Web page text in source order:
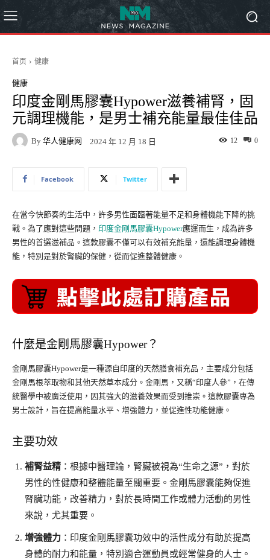
首页 健康
健康
印度金剛馬膠囊Hypower滋養補腎，固
元調理機能，是男士補充能量最佳佳品
By 华人健康网 2024 年 12 月 18 日 0
12
Facebook Twitter
在當今快節奏的生活中，許多男性面臨著能量不足和身體機能下降的挑
戰。為了應對這些問題， 印度金剛馬膠囊Hypower應運而生，成為許多
男性的首選滋補品。這款膠囊不僅可以有效補充能量，還能調理身體機
能，特別是對於腎臟的保健，從而促進整體健康。
什麼是金剛馬膠囊Hypower？
金剛馬膠囊Hypower是一種源自印度的天然膳食補充品，主要成分包括
金剛馬根萃取物和其他天然草本成分。金剛馬，又稱“印度人參”，在傳
統醫學中被廣泛使用，因其強大的滋養效果而受到推崇。這款膠囊專為
男士設計，旨在提高能量水平、增強體力，並促進性功能健康。
主要功效
補腎益精 ：根據中醫理論，腎臟被視為“生命之源”，對於
男性的性健康和整體能量至關重要。金剛馬膠囊能夠促進
腎臟功能，改善精力，對於長時間工作或體力活動的男性
來說，尤其重要。
增強體力 ：印度金剛馬膠囊功效中的活性成分有助於提高
身體的耐力和能量，特別適合運動員或經常健身的人士。